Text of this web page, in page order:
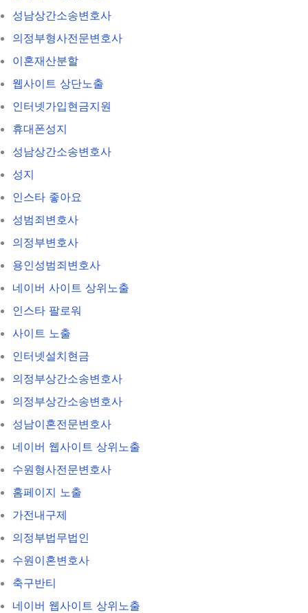
성남상간소송변호사
의정부형사전문변호사
이혼재산분할
웹사이트 상단노출
인터넷가입현금지원
휴대폰성지
성남상간소송변호사
성지
인스타 좋아요
성범죄변호사
의정부변호사
용인성범죄변호사
네이버 사이트 상위노출
인스타 팔로워
사이트 노출
인터넷설치현금
의정부상간소송변호사
의정부상간소송변호사
성남이혼전문변호사
네이버 웹사이트 상위노출
수원형사전문변호사
홈페이지 노출
가전내구제
의정부법무법인
수원이혼변호사
축구반티
네이버 웹사이트 상위노출